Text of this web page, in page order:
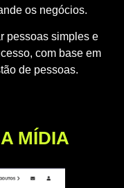
os negócios.
pessoas simples e
com base em
de pessoas.
MÍDIA